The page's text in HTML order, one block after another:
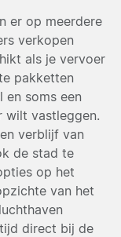
er op meerdere
verkopen
als je vervoer
pakketten
soms een
wilt vastleggen.
verblijf van
de stad te
op het
van het
direct bij de